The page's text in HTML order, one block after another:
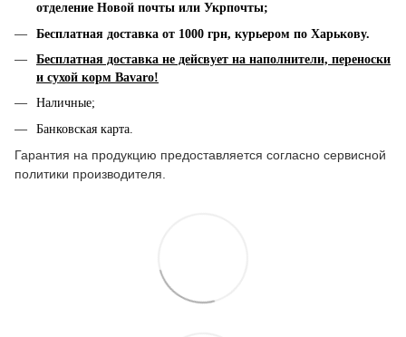
отделение Новой почты или Укрпочты;
Бесплатная доставка от 1000 грн, курьером по Харькову.
Бесплатная доставка не дейсвует на наполнители, переноски
и сухой корм Bavaro!
Наличные;
Банковская карта.
Гарантия на продукцию предоставляется согласно сервисной
политики производителя.